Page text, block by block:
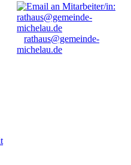
rathaus@gemeinde-
michelau.de